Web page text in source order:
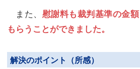
また、 慰謝料も裁判基準の金
もらうことができました。
解決のポイント（所感）